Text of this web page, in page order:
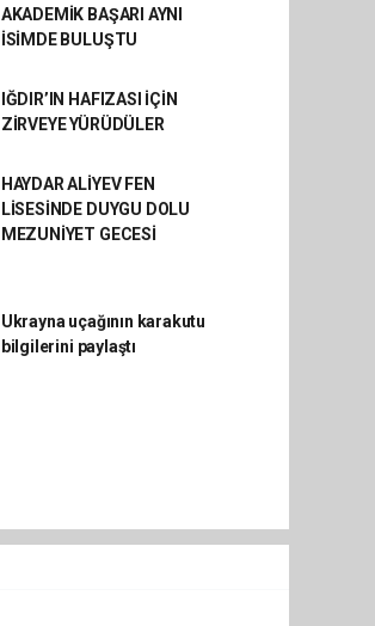
AKADEMİK BAŞARI AYNI
İSİMDE BULUŞTU
IĞDIR’IN HAFIZASI İÇİN
ZİRVEYE YÜRÜDÜLER
HAYDAR ALİYEV FEN
LİSESİNDE DUYGU DOLU
MEZUNİYET GECESİ
Ukrayna uçağının karakutu
bilgilerini paylaştı